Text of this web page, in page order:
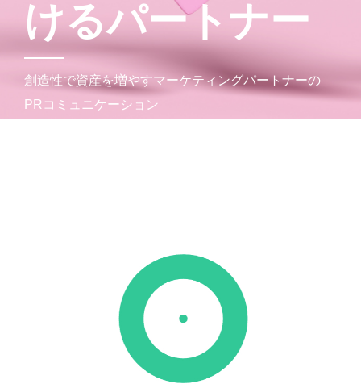
けるパートナー
創造性で資産を増やすマーケティングパートナーの
PRコミュニケーション